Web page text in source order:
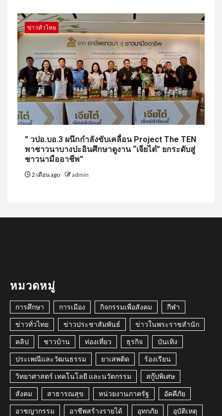
ข่าวทั่วไทย
” วปอ.บอ.3 ผนึกกำลังขับเคลื่อน Project The TEN
พาชาวนาบางปะอินศึกษาดูงาน “เจียไต๋” ยกระดับสู่
ชาวนามืออาชีพ”
2 เดือน ago admin
หมวดหมู่
การศึกษา การเมือง กิจกรรมเพื่อสังคม กีฬา
ข่าวทั่วไทย ข่าวประชาสัมพันธ์ ข่าวในพระราชสำนัก
คลิป ชาวบ้าน ท่องเที่ยว ธุรกิจ บันเทิง
ประเพณีและวัฒนธรรม ยาเสพติด ร้องเรียน
วิทยาศาสตร์ เทคโนโลยี และนวัตกรรม สกู๊ปพิเศษ
สังคม สาธารณสุข หน่วยงานภาครัฐ อัคคีภัย
อาชญากรรม อาชีพสร้างรายได้ อุทกภัย อุบัติเหตุ